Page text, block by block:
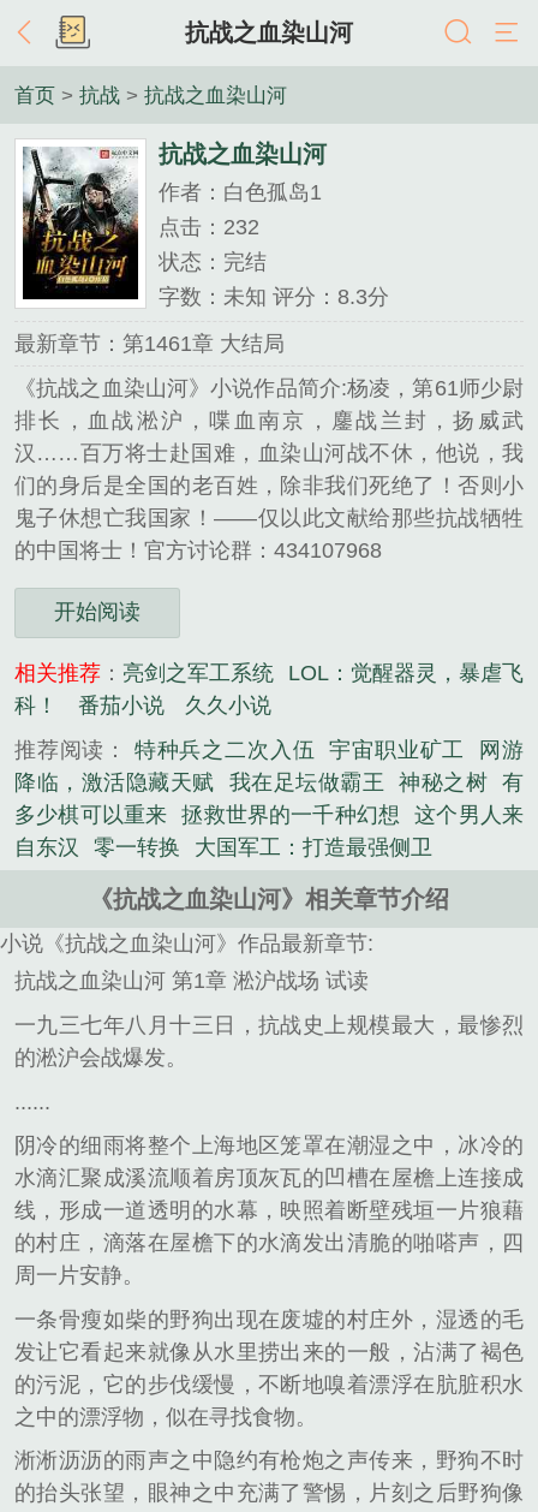
抗战之血染山河
首页 > 抗战 > 抗战之血染山河
抗战之血染山河
作者：白色孤岛1
点击：232
状态：完结
字数：未知 评分：8.3分
最新章节：第1461章 大结局
《抗战之血染山河》小说作品简介:杨凌，第61师少尉
排长，血战淞沪，喋血南京，鏖战兰封，扬威武
汉……百万将士赴国难，血染山河战不休，他说，我
们的身后是全国的老百姓，除非我们死绝了！否则小
鬼子休想亡我国家！——仅以此文献给那些抗战牺牲
的中国将士！官方讨论群：434107968
开始阅读
相关推荐 ： 亮剑之军工系统
LOL：觉醒器灵，暴虐飞
科！
番茄小说
久久小说
推荐阅读： 特种兵之二次入伍 宇宙职业矿工
网游
降临，激活隐藏天赋
我在足坛做霸王 神秘之树 有
多少棋可以重来
拯救世界的一千种幻想
这个男人来
自东汉
零一转换 大国军工：打造最强侧卫
《抗战之血染山河》相关章节介绍
小说《抗战之血染山河》作品最新章节:
抗战之血染山河 第1章 淞沪战场 试读
一九三七年八月十三日，抗战史上规模最大，最惨烈
的淞沪会战爆发。
......
阴冷的细雨将整个上海地区笼罩在潮湿之中，冰冷的
水滴汇聚成溪流顺着房顶灰瓦的凹槽在屋檐上连接成
线，形成一道透明的水幕，映照着断壁残垣一片狼藉
的村庄，滴落在屋檐下的水滴发出清脆的啪嗒声，四
周一片安静。
一条骨瘦如柴的野狗出现在废墟的村庄外，湿透的毛
发让它看起来就像从水里捞出来的一般，沾满了褐色
的污泥，它的步伐缓慢，不断地嗅着漂浮在肮脏积水
之中的漂浮物，似在寻找食物。
淅淅沥沥的雨声之中隐约有枪炮之声传来，野狗不时
的抬头张望，眼神之中充满了警惕，片刻之后野狗像